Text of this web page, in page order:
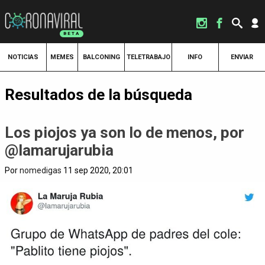
NOTICIAS MEMES BALCONING TELETRABAJO INFO ENVIAR
Resultados de la búsqueda
Los piojos ya son lo de menos, por
@lamarujarubia
Pornomedigas 11 sep 2020, 20:01